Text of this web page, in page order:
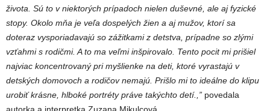
života. Sú to v niektorých prípadoch nielen duševné, ale aj fyzické
stopy. Okolo mňa je veľa dospelých žien a aj mužov, ktorí sa
doteraz vysporiadavajú so zážitkami z detstva, prípadne so zlými
vzťahmi s rodičmi. A to ma veľmi inšpirovalo. Tento pocit mi prišiel
najviac koncentrovaný pri myšlienke na deti, ktoré vyrastajú v
detských domovoch a rodičov nemajú. Prišlo mi to ideálne do klipu
urobiť krásne, hlboké portréty práve takýchto detí.,” povedala
autorka a interpretka Zuzana Mikulcová.